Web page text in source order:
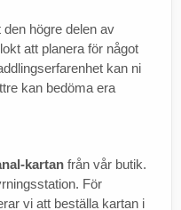
högre delen av
att planera för något
kan ni
kan bedöma era
kartan från vår butik.
För
vi att beställa kartan i